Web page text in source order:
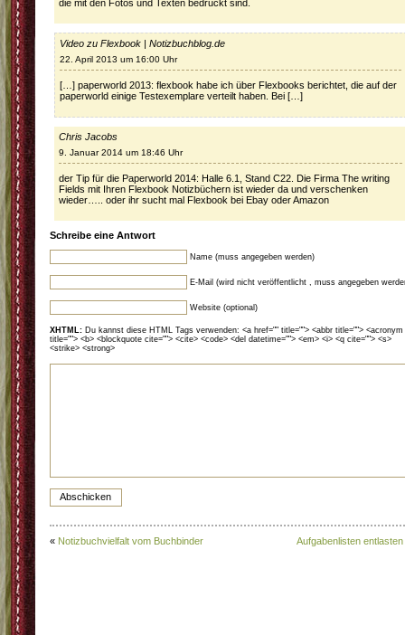
die mit den Fotos und Texten bedruckt sind.
Video zu Flexbook | Notizbuchblog.de
22. April 2013 um 16:00 Uhr
[…] paperworld 2013: flexbook habe ich über Flexbooks berichtet, die auf der
paperworld einige Testexemplare verteilt haben. Bei […]
Chris Jacobs
9. Januar 2014 um 18:46 Uhr
der Tip für die Paperworld 2014: Halle 6.1, Stand C22. Die Firma The writing
Fields mit Ihren Flexbook Notizbüchern ist wieder da und verschenken
wieder….. oder ihr sucht mal Flexbook bei Ebay oder Amazon
Schreibe eine Antwort
Name (muss angegeben werden)
E-Mail (wird nicht veröffentlicht , muss angegeben
Website (optional)
XHTML: Du kannst diese HTML Tags verwenden: <a href="" title=""> <abbr title=""> <acronym
title=""> <b> <blockquote cite=""> <cite> <code> <del datetime=""> <em> <i> <q cite=""> <s>
<strike> <strong>
« Notizbuchvielfalt vom Buchbinder Aufgabenlisten entlasten